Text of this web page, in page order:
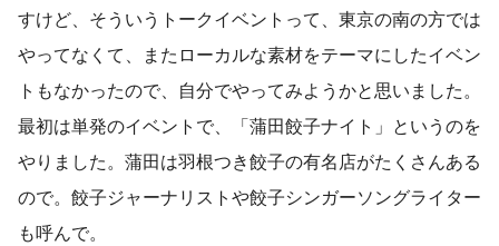
すけど、そういうトークイベントって、東京の南の方では
やってなくて、またローカルな素材をテーマにしたイベン
トもなかったので、自分でやってみようかと思いました。
最初は単発のイベントで、「蒲田餃子ナイト」というのを
やりました。蒲田は羽根つき餃子の有名店がたくさんある
ので。餃子ジャーナリストや餃子シンガーソングライター
も呼んで。